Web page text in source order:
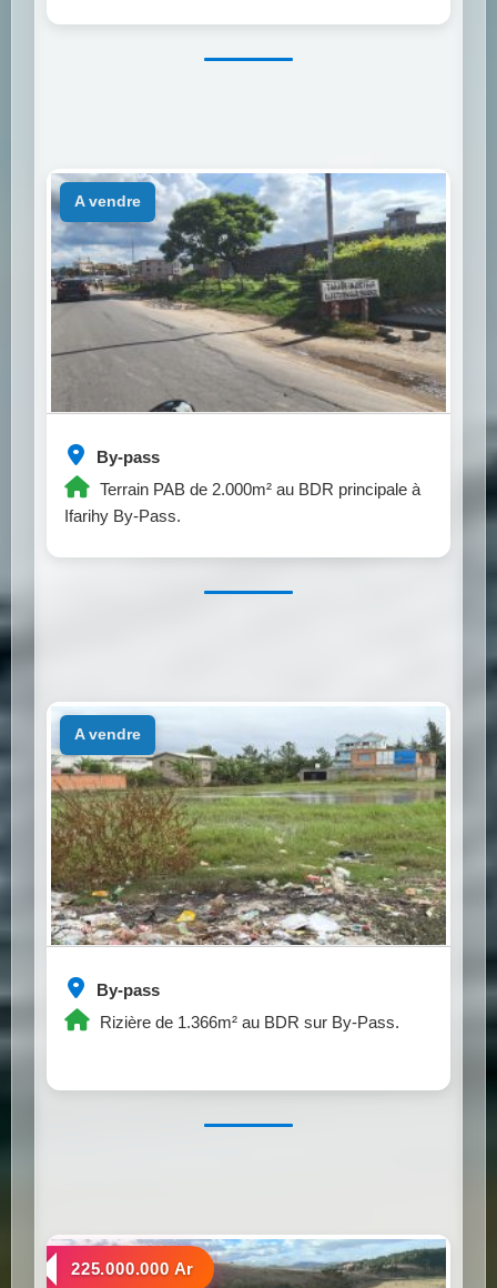
By-pass
Terrain PAB de 2.000m² au BDR principale à
Ifarihy By-Pass.
a vendre
By-pass
Rizière de 1.366m² au BDR sur By-Pass.
a vendre
a vendre
225.000.000 Ar